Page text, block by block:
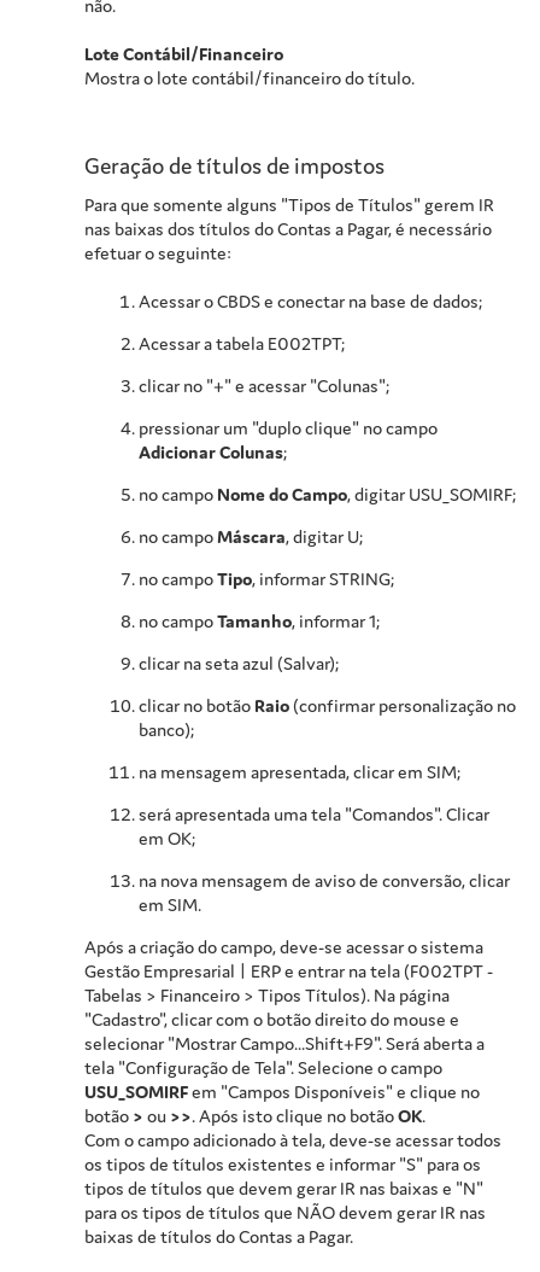
não.
Lote Contábil/Financeiro
Mostra o lote contábil/financeiro do título.
Geração de títulos de impostos
Para que somente alguns "Tipos de Títulos" gerem IR
nas baixas dos títulos do Contas a Pagar, é necessário
efetuar o seguinte:
Acessar o CBDS e conectar na base de dados;
Acessar a tabela E002TPT;
clicar no "+" e acessar "Colunas";
pressionar um "duplo clique" no campo
Adicionar Colunas;
no campo Nome do Campo, digitar USU_SOMIRF;
no campoMáscara, digitar U;
no campoTipo, informar STRING;
no campoTamanho, informar 1;
clicar na seta azul (Salvar);
clicar no botão Raio (confirmar personalização no
banco);
na mensagem apresentada, clicar em SIM;
será apresentada uma tela "Comandos". Clicar
em OK;
na nova mensagem de aviso de conversão, clicar
em SIM.
Após a criação do campo, deve-se acessar o sistema
Gestão Empresarial | ERP e entrar na tela (F002TPT -
Tabelas > Financeiro > Tipos Títulos). Na página
"Cadastro", clicar com o botão direito do mouse e
selecionar "Mostrar Campo...Shift+F9". Será aberta a
tela "Configuração de Tela". Selecione o campo
USU_SOMIRFem "Campos Disponíveis" e clique no
botão > ou >>. Após isto clique no botãoOK.
Com o campo adicionado à tela, deve-se acessar todos
os tipos de títulos existentes e informar "S" para os
tipos de títulos que devem gerar IR nas baixas e "N"
para os tipos de títulos que NÃO devem gerar IR nas
baixas de títulos do Contas a Pagar.